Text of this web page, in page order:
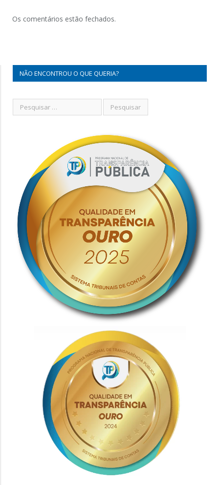
Os comentários estão fechados.
NÃO ENCONTROU O QUE QUERIA?